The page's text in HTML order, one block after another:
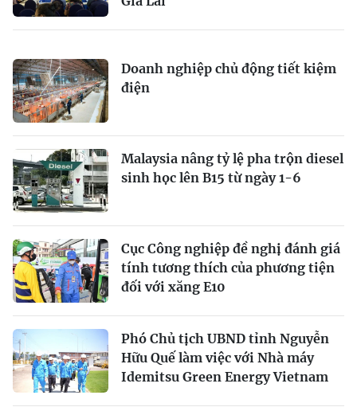
Doanh nghiệp chủ động tiết kiệm
điện
Malaysia nâng tỷ lệ pha trộn diesel
sinh học lên B15 từ ngày 1-6
Cục Công nghiệp đề nghị đánh giá
tính tương thích của phương tiện
đối với xăng E10
Phó Chủ tịch UBND tỉnh Nguyễn
Hữu Quế làm việc với Nhà máy
Idemitsu Green Energy Vietnam